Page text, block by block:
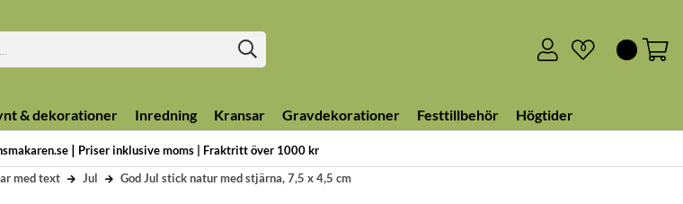
| Priser inklusive moms | Fraktritt över 1000 kr
0
& dekorationer Inredning Kransar Gravdekorationer Festtillbehör Högtider
med text Jul God Jul stick natur med stjärna, 7,5 x 4,5 cm